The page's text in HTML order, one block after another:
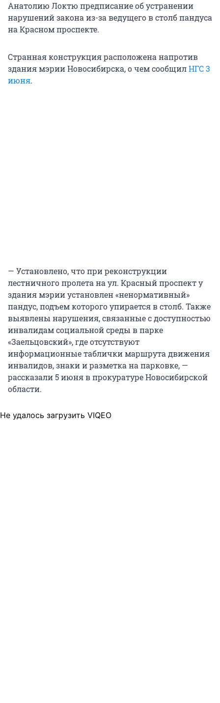
Анатолию Локтю предписание об устранении
нарушений закона из-за ведущего в столб пандуса
на Красном проспекте.
Странная конструкция расположена напротив
здания мэрии Новосибирска, о чем сообщилНГС 3
июня.
— Установлено, что при реконструкции
лестничного пролета на ул. Красный проспект у
здания мэрии установлен «ненормативный»
пандус, подъем которого упирается в столб. Также
выявлены нарушения, связанные с доступностью
инвалидам социальной среды в парке
«Заельцовский», где отсутствуют
информационные таблички маршрута движения
инвалидов, знаки и разметка на парковке, —
рассказали 5 июня в прокуратуре Новосибирской
области.
Не удалось загрузить VIQEO